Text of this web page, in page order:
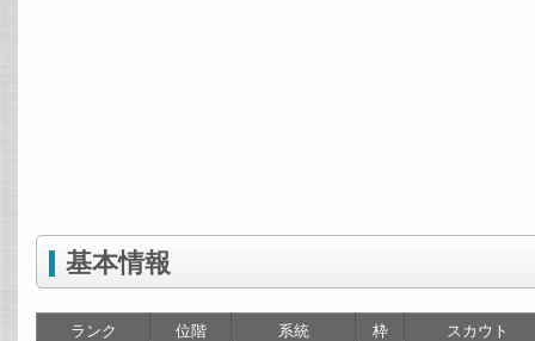
基本情報
ランク 位階 系統 枠
スカウト